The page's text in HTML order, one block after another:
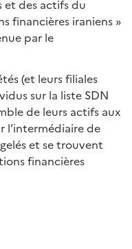
et des actifs du
financières iraniens »
par le
(et leurs filiales
sur la liste SDN
de leurs actifs aux
l’intermédiaire de
et se trouvent
financières